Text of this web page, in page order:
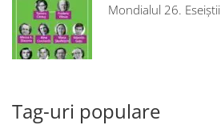
Mondialul 26. Eseiștii
Tag-uri populare